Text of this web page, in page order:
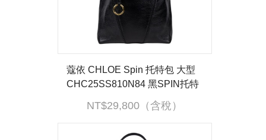
蔻依 CHLOE Spin 托特包 大型
CHC25SS810N84 黑SPIN托特
NT$29,800（含稅）